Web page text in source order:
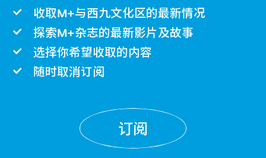
收取M+与西九文化区的最新情况
探索M+杂志的最新影片及故事
选择你希望收取的内容
随时取消订阅
订阅